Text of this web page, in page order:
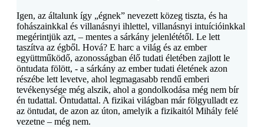
Igen, az általunk így „égnek” nevezett közeg tiszta, és ha
fohászainkkal és villanásnyi ihlettel, villanásnyi intuícióinkkal
megérintjük azt, – mentes a sárkány jelenlététől. Le lett
taszítva az égből. Hová? E harc a világ és az ember
együttműködő, azonosságban élő tudati életében zajlott le
öntudata fölött, - a sárkány az ember tudati életének azon
részébe lett levetve, ahol legmagasabb rendű emberi
tevékenysége még alszik, ahol a gondolkodása még nem bír
én tudattal. Öntudattal. A fizikai világban már fölgyulladt ez
az öntudat, de azon az úton, amelyik a fizikaitól Mihály felé
vezetne – még nem.